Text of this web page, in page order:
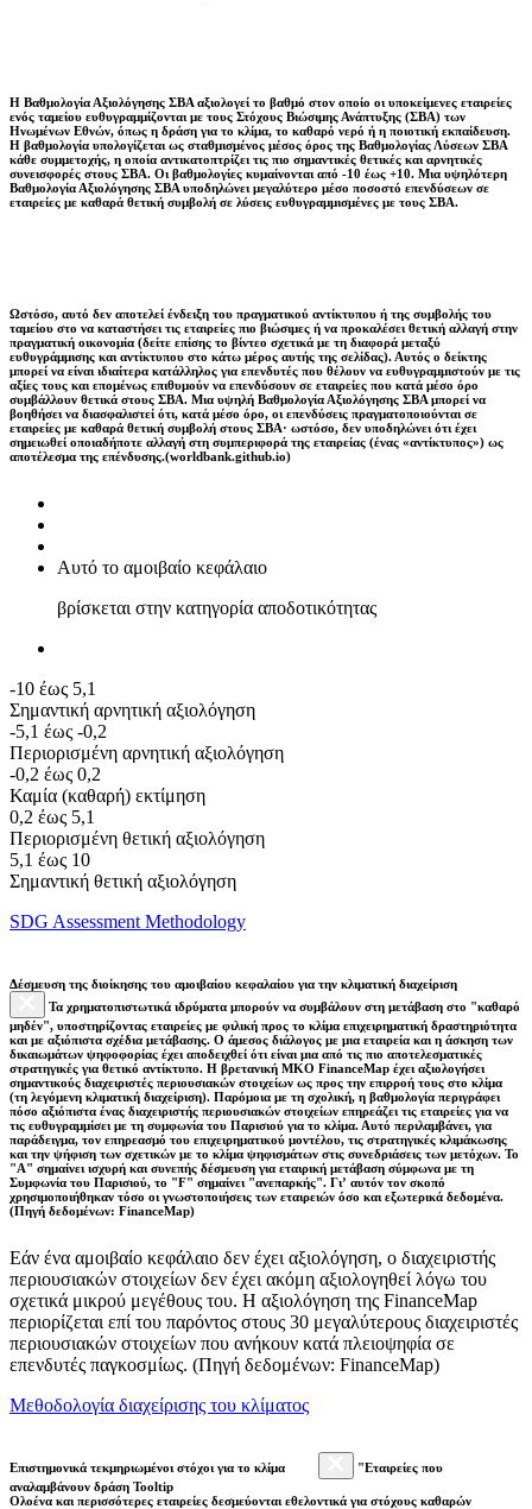
Η Βαθμολογία Αξιολόγησης ΣΒΑ αξιολογεί το βαθμό στον οποίο οι υποκείμενες εταιρείες
ενός ταμείου ευθυγραμμίζονται με τους Στόχους Βιώσιμης Ανάπτυξης (ΣΒΑ) των
Ηνωμένων Εθνών, όπως η δράση για το κλίμα, το καθαρό νερό ή η ποιοτική εκπαίδευση.
Η βαθμολογία υπολογίζεται ως σταθμισμένος μέσος όρος της Βαθμολογίας Λύσεων ΣΒΑ
κάθε συμμετοχής, η οποία αντικατοπτρίζει τις πιο σημαντικές θετικές και αρνητικές
συνεισφορές στους ΣΒΑ. Οι βαθμολογίες κυμαίνονται από -10 έως +10. Μια υψηλότερη
Βαθμολογία Αξιολόγησης ΣΒΑ υποδηλώνει μεγαλύτερο μέσο ποσοστό επενδύσεων σε
εταιρείες με καθαρά θετική συμβολή σε λύσεις ευθυγραμμισμένες με τους ΣΒΑ.
Ωστόσο, αυτό δεν αποτελεί ένδειξη του πραγματικού αντίκτυπου ή της συμβολής του
ταμείου στο να καταστήσει τις εταιρείες πιο βιώσιμες ή να προκαλέσει θετική αλλαγή στην
πραγματική οικονομία (δείτε επίσης το βίντεο σχετικά με τη διαφορά μεταξύ
ευθυγράμμισης και αντίκτυπου στο κάτω μέρος αυτής της σελίδας). Αυτός ο δείκτης
μπορεί να είναι ιδιαίτερα κατάλληλος για επενδυτές που θέλουν να ευθυγραμμιστούν με τις
αξίες τους και επομένως επιθυμούν να επενδύσουν σε εταιρείες που κατά μέσο όρο
συμβάλλουν θετικά στους ΣΒΑ. Μια υψηλή Βαθμολογία Αξιολόγησης ΣΒΑ μπορεί να
βοηθήσει να διασφαλιστεί ότι, κατά μέσο όρο, οι επενδύσεις πραγματοποιούνται σε
εταιρείες με καθαρά θετική συμβολή στους ΣΒΑ· ωστόσο, δεν υποδηλώνει ότι έχει
σημειωθεί οποιαδήποτε αλλαγή στη συμπεριφορά της εταιρείας (ένας «αντίκτυπος») ως
αποτέλεσμα της επένδυσης.(worldbank.github.io)
Αυτό το αμοιβαίο κεφάλαιο
βρίσκεται στην κατηγορία αποδοτικότητας
-10 έως 5,1
Σημαντική αρνητική αξιολόγηση
-5,1 έως -0,2
Περιορισμένη αρνητική αξιολόγηση
-0,2 έως 0,2
Καμία (καθαρή) εκτίμηση
0,2 έως 5,1
Περιορισμένη θετική αξιολόγηση
5,1 έως 10
Σημαντική θετική αξιολόγηση
SDG Assessment Methodology
Δέσμευση της διοίκησης του αμοιβαίου κεφαλαίου για την κλιματική διαχείριση
Τα χρηματοπιστωτικά ιδρύματα μπορούν να συμβάλουν στη μετάβαση στο "καθαρό
μηδέν", υποστηρίζοντας εταιρείες με φιλική προς το κλίμα επιχειρηματική δραστηριότητα
και με αξιόπιστα σχέδια μετάβασης. Ο άμεσος διάλογος με μια εταιρεία και η άσκηση των
δικαιωμάτων ψηφοφορίας έχει αποδειχθεί ότι είναι μια από τις πιο αποτελεσματικές
στρατηγικές για θετικό αντίκτυπο. Η βρετανική ΜΚΟ FinanceMap έχει αξιολογήσει
σημαντικούς διαχειριστές περιουσιακών στοιχείων ως προς την επιρροή τους στο κλίμα
(τη λεγόμενη κλιματική διαχείριση). Παρόμοια με τη σχολική, η βαθμολογία περιγράφει
πόσο αξιόπιστα ένας διαχειριστής περιουσιακών στοιχείων επηρεάζει τις εταιρείες για να
τις ευθυγραμμίσει με τη συμφωνία του Παρισιού για το κλίμα. Αυτό περιλαμβάνει, για
παράδειγμα, τον επηρεασμό του επιχειρηματικού μοντέλου, τις στρατηγικές κλιμάκωσης
και την ψήφιση των σχετικών με το κλίμα ψηφισμάτων στις συνεδριάσεις των μετόχων. Το
"Α" σημαίνει ισχυρή και συνεπής δέσμευση για εταιρική μετάβαση σύμφωνα με τη
Συμφωνία του Παρισιού, το "F" σημαίνει "ανεπαρκής". Γι’ αυτόν τον σκοπό
χρησιμοποιήθηκαν τόσο οι γνωστοποιήσεις των εταιρειών όσο και εξωτερικά δεδομένα.
(Πηγή δεδομένων: FinanceMap)
Εάν ένα αμοιβαίο κεφάλαιο δεν έχει αξιολόγηση, ο διαχειριστής
περιουσιακών στοιχείων δεν έχει ακόμη αξιολογηθεί λόγω του
σχετικά μικρού μεγέθους του. Η αξιολόγηση της FinanceMap
περιορίζεται επί του παρόντος στους 30 μεγαλύτερους διαχειριστές
περιουσιακών στοιχείων που ανήκουν κατά πλειοψηφία σε
επενδυτές παγκοσμίως. (Πηγή δεδομένων: FinanceMap)
Μεθοδολογία διαχείρισης του κλίματος
Επιστημονικά τεκμηριωμένοι στόχοι για το κλίμα
"Εταιρείες που
αναλαμβάνουν δράση Tooltip
Ολοένα και περισσότερες εταιρείες δεσμεύονται εθελοντικά για στόχους καθαρών